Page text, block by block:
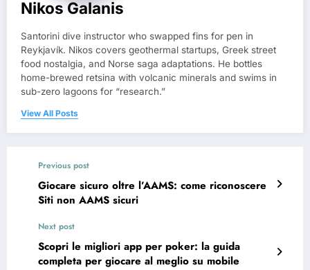
Nikos Galanis
Santorini dive instructor who swapped fins for pen in
Reykjavík. Nikos covers geothermal startups, Greek street
food nostalgia, and Norse saga adaptations. He bottles
home-brewed retsina with volcanic minerals and swims in
sub-zero lagoons for “research.”
View All Posts
Previous post
Giocare sicuro oltre l’AAMS: come riconoscere
Siti non AAMS sicuri
Next post
Scopri le migliori app per poker: la guida
completa per giocare al meglio su mobile